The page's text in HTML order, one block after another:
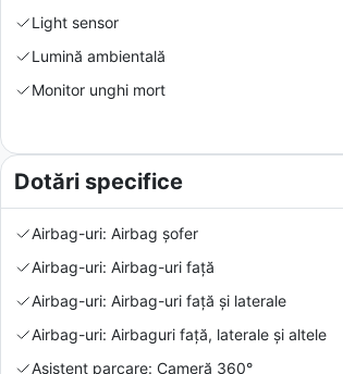
Light sensor
Lumină ambientală
Monitor unghi mort
Dotări specifice
Airbag-uri: Airbag șofer
Airbag-uri: Airbag-uri față
Airbag-uri: Airbag-uri față și laterale
Airbag-uri: Airbaguri față, laterale și altele
Asistent parcare: Cameră 360°